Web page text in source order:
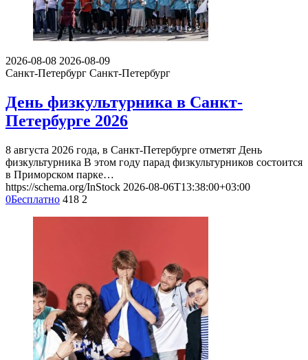
2026-08-08 2026-08-09
Санкт-Петербург Санкт-Петербург
День физкультурника в Санкт-
Петербурге 2026
8 августа 2026 года, в Санкт-Петербурге отметят День
физкультурника В этом году парад физкультурников состоится
в Приморском парке…
https://schema.org/InStock 2026-08-06T13:38:00+03:00
0Бесплатно 418 2